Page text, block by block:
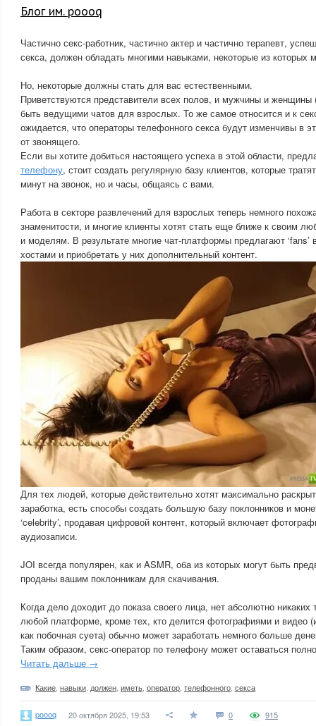
Блог им. poooq
Частично секс-работник, частично актер и частично терапевт,
секса, должен обладать многими навыками, некоторые из которых
Но, некоторые должны стать для вас естественными.
Приветствуются представители всех полов, и мужчины и женщины
быть ведущими чатов для взрослых. То же самое относится и к
ожидается, что операторы телефонного секса будут изменчивы в
от звонящего.
Если вы хотите добиться настоящего успеха в этой области,
телефону, стоит создать регулярную базу клиентов, которые
минут на звонок, но и часы, общаясь с вами.
Работа в секторе развлечений для взрослых теперь немного
знаменитости, и многие клиенты хотят стать еще ближе к своим
и моделям. В результате многие чат-платформы предлагают ‘fans’
хостами и приобретать у них дополнительный контент.
Для тех людей, которые действительно хотят максимально
заработка, есть способы создать большую базу поклонников и
‘celebrity’, продавая цифровой контент, который включает
аудиозаписи.
JOI всегда популярен, как и ASMR, оба из которых могут быть
проданы вашим поклонникам для скачивания.
Когда дело доходит до показа своего лица, нет абсолютно никаких
любой платформе, кроме тех, кто делится фотографиями и видео
как побочная суета) обычно может заработать немного больше
Таким образом, секс-оператор по телефону может оставаться
Читать дальше →
Какие навыки должен иметь оператор телефонного секса
poooq 20 октября 2025, 19:53 0 915